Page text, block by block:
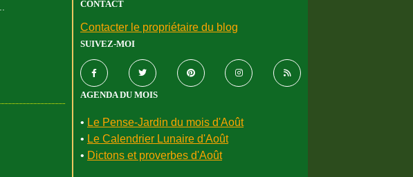
CONTACT
Contacter le propriétaire du blog
SUIVEZ-MOI
AGENDA DU MOIS
• Le Pense-Jardin du mois d'Août
• Le Calendrier Lunaire d'Août
• Dictons et proverbes d'Août